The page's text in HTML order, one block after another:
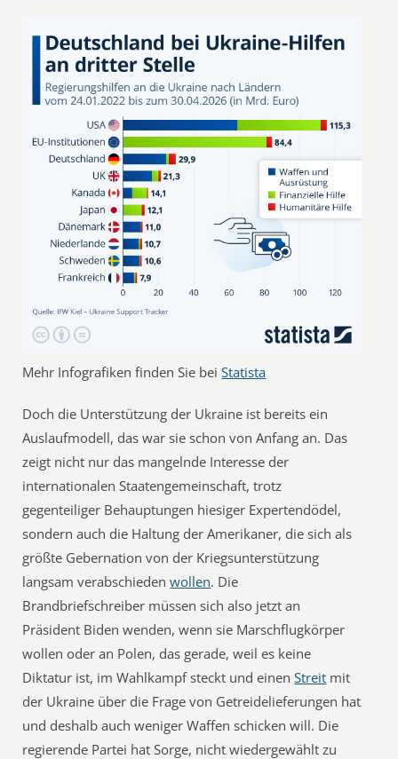
Mehr Infografiken finden Sie beiStatista
Doch die Unterstützung der Ukraine ist bereits ein
Auslaufmodell, das war sie schon von Anfang an. Das
zeigt nicht nur das mangelnde Interesse der
internationalen Staatengemeinschaft, trotz
gegenteiliger Behauptungen hiesiger Expertendödel,
sondern auch die Haltung der Amerikaner, die sich als
größte Gebernation von der Kriegsunterstützung
langsam verabschiedenwollen. Die
Brandbriefschreiber müssen sich also jetzt an
Präsident Biden wenden, wenn sie Marschflugkörper
wollen oder an Polen, das gerade, weil es keine
Diktatur ist, im Wahlkampf steckt und einenStreit mit
der Ukraine über die Frage von Getreidelieferungen hat
und deshalb auch weniger Waffen schicken will. Die
regierende Partei hat Sorge, nicht wiedergewählt zu